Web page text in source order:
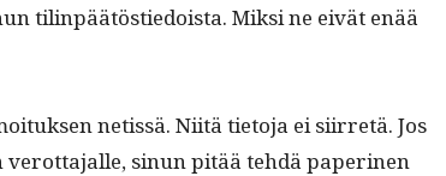
tilin­päätöstiedoista. Mik­si ne eivät enää
netis­sä. Niitä tieto­ja ei siir­retä. Jos
verot­ta­jalle, sin­un pitää tehdä paper­i­nen